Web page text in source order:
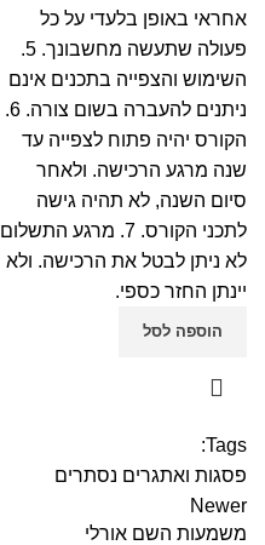
אחראי באופן בלעדי על כל
פעולה שתעשה מחשבונך. 5.
השימוש והצפייה בתכנים אינם
ניתנים להעברה בשום צורה. 6.
הקורס יהיה פתוח לצפייה עד
שנה מרגע הרכישה. ולאחר
סיום השנה, לא תהיה גישה
לתכני הקורס. 7. מרגע התשלום
לא ניתן לבטל את הרכישה. ולא
יינתן החזר כספי.
הוספה לסל
Tags:
פסגות ואתגרים נסתרים
Newer
משמעות השם אורלי